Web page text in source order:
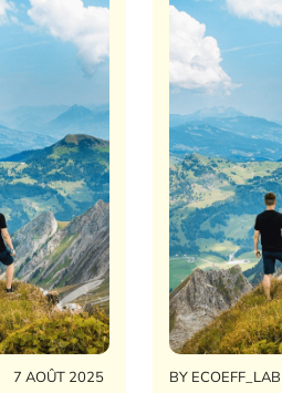
7 AOÛT 2025 BY ECOEFF_LAB